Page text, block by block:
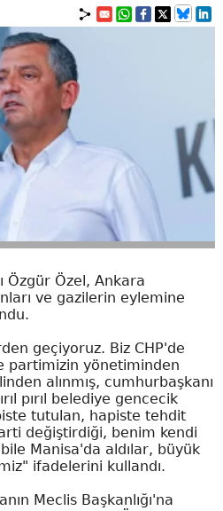
Özgür Özel, Ankara
ve gazilerin eylemine
geçiyoruz. Biz CHP'de
partimizin yönetiminden
alınmış, cumhurbaşkanı
pırıl belediye gencecik
tutulan, hapiste tehdit
değiştirdiği, benim kendi
bile Manisa'da aldılar, büyük
ifadelerini kullandı.
Meclis Başkanlığı'na